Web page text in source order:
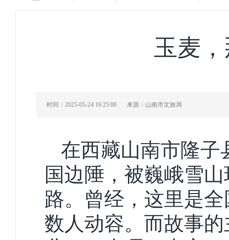
玉麦
时间：2025-05-24 16:25:00 来源：山南市文旅局
在西藏山南市隆子
国边陲，被巍峨雪
路。曾经，这里是
数人动容。而故事